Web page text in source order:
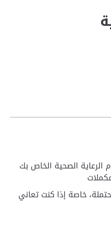
الصحية الخاص بك
خاصة إذا كنت تعاني